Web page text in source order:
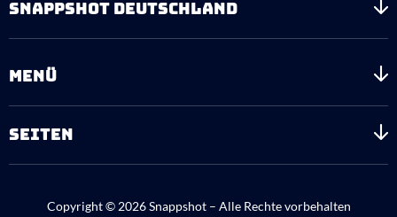
SNAPPSHOT DEUTSCHLAND
MENÜ
SEITEN
Copyright © 2026 Snappshot – Alle Rechte vorbehalten